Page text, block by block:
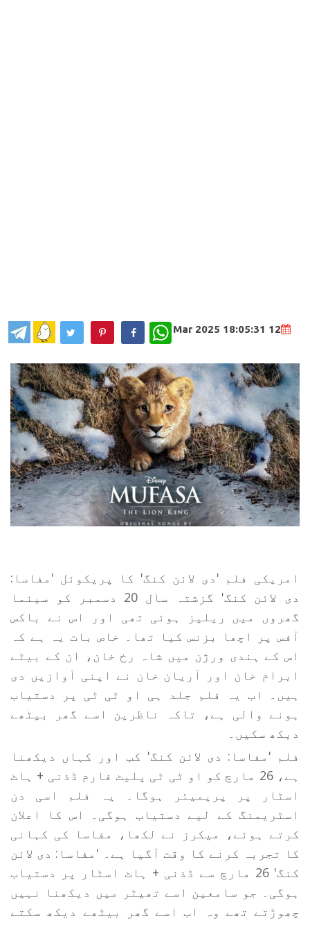
12 Mar 2025 18:05:31
WhatsApp
امریکی فلم 'دی لائن کنگ' کا پریکوئل 'مفاسا:
دی لائن کنگ' گزشتہ سال 20 دسمبر کو سینما
گھروں میں ریلیز ہوئی تھی اور اس نے باکس
آفس پر اچھا بزنس کیا تھا۔ خاص بات یہ ہے کہ
اس کے ہندی ورژن میں شاہ رخ خان، ان کے بیٹے
ابرام خان اور آریان خان نے اپنی آوازیں دی
ہیں۔ اب یہ فلم جلد ہی او ٹی ٹی پر دستیاب
ہونے والی ہے، تاکہ ناظرین اسے گھر بیٹھے
دیکھ سکیں۔
فلم 'مفاسا: دی لائن کنگ' کب اور کہاں دیکھنا
ہے، 26 مارچ کو او ٹی ٹی پلیٹ فارم ڈذنی + ہاٹ
اسٹار پر پریمیئر ہوگا۔ یہ فلم اسی دن
اسٹریمنگ کے لیے دستیاب ہوگی۔ اس کا اعلان
کرتے ہوئے، میکرز نے لکھا، مفاسا کی کہانی
کا تجربہ کرنے کا وقت آگیا ہے۔ 'مفاسا: دی لائن
کنگ' 26 مارچ سے ڈذنی + ہاٹ اسٹار پر دستیاب
ہوگی۔ جو سامعین اسے تھیٹر میں دیکھنا نہیں
چھوڑتے تھے وہ اب اسے گھر بیٹھے دیکھ سکتے